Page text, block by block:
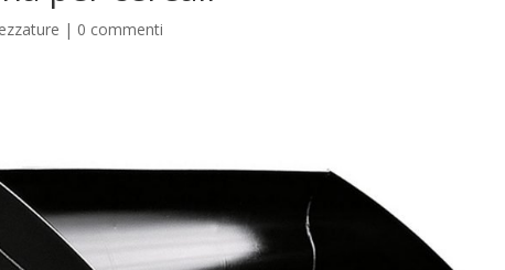
| 0 commenti